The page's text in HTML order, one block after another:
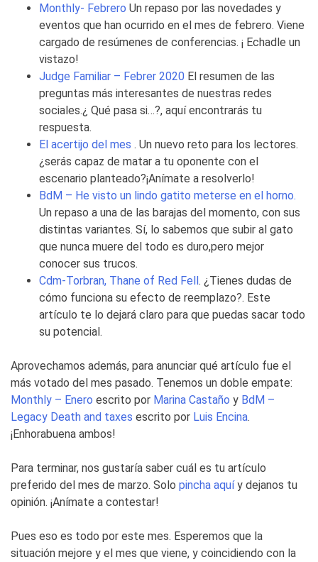
Monthly- Febrero Un repaso por las novedades y
eventos que han ocurrido en el mes de febrero. Viene
cargado de resúmenes de conferencias. ¡ Echadle un
vistazo!
Judge Familiar – Febrer 2020 El resumen de las
preguntas más interesantes de nuestras redes
sociales.¿ Qué pasa si…?, aquí encontrarás tu
respuesta.
El acertijo del mes . Un nuevo reto para los lectores.
¿serás capaz de matar a tu oponente con el
escenario planteado?¡Anímate a resolverlo!
BdM – He visto un lindo gatito meterse en el horno.
Un repaso a una de las barajas del momento, con sus
distintas variantes. Sí, lo sabemos que subir al gato
que nunca muere del todo es duro,pero mejor
conocer sus trucos.
Cdm-Torbran, Thane of Red Fell. ¿Tienes dudas de
cómo funciona su efecto de reemplazo?. Este
artículo te lo dejará claro para que puedas sacar todo
su potencial.
Aprovechamos además, para anunciar qué artículo fue el
más votado del mes pasado. Tenemos un doble empate:
Monthly – Enero escrito por Marina Castaño y BdM –
Legacy Death and taxes escrito por Luis Encina.
¡Enhorabuena ambos!
Para terminar, nos gustaría saber cuál es tu artículo
preferido del mes de marzo. Solo pincha aquíy dejanos tu
opinión. ¡Anímate a contestar!
Pues eso es todo por este mes. Esperemos que la
situación mejore y el mes que viene, y coincidiendo con la